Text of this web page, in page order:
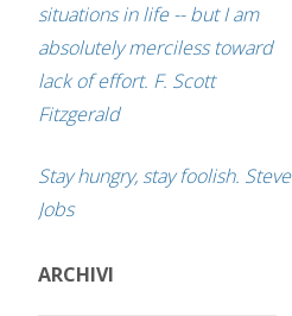
situations in life -- but I am
absolutely merciless toward
lack of effort. F. Scott
Fitzgerald
Stay hungry, stay foolish. Steve
Jobs
ARCHIVI